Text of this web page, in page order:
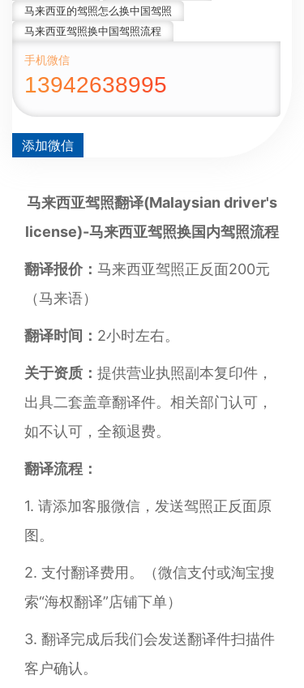
马来西亚的驾照怎么换中国驾照
马来西亚驾照换中国驾照流程
手机微信
13942638995
添加微信
马来西亚驾照翻译(Malaysian driver's
license)-马来西亚驾照换国内驾照流程
翻译报价： 马来西亚驾照正反面200元
（马来语）
翻译时间： 2小时左右。
关于资质： 提供营业执照副本复印件，
出具二套盖章翻译件。相关部门认可，
如不认可，全额退费。
翻译流程：
1. 请添加客服微信，发送驾照正反面原
图。
2. 支付翻译费用。
（微信支付或淘宝搜
索“海权翻译”店铺下单）
3. 翻译完成后我们会发送翻译件扫描件
客户确认。